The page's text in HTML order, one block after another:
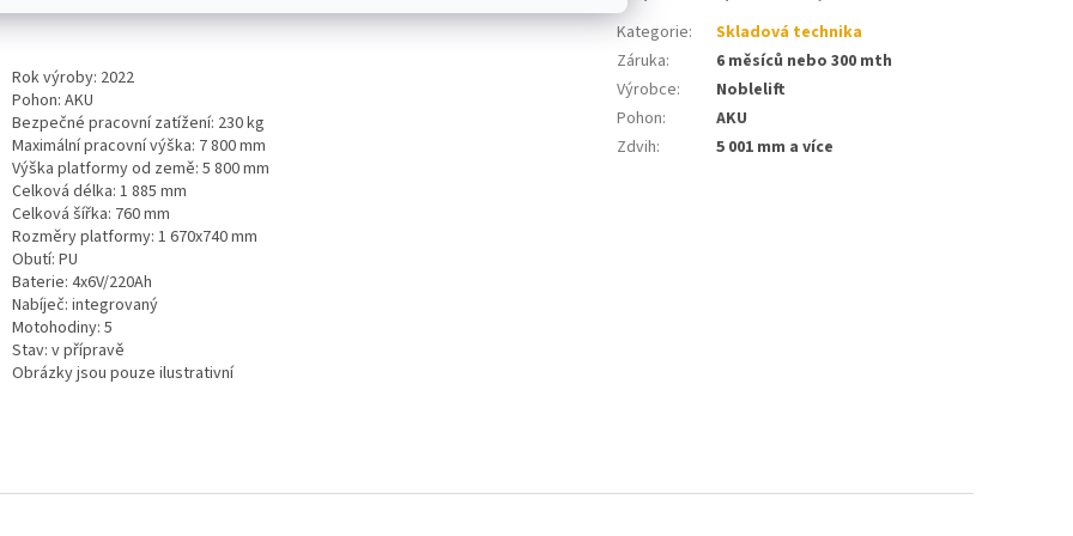
Rok výroby: 2022
Pohon: AKU
Bezpečné pracovní zatížení: 230 kg
Maximální pracovní výška: 7 800 mm
Výška platformy od země: 5 800 mm
Celková délka: 1 885 mm
Celková šířka: 760 mm
Rozměry platformy: 1 670x740 mm
Obutí: PU
Baterie: 4x6V/220Ah
Nabíječ: integrovaný
Motohodiny: 5
Stav: v přípravě
Obrázky jsou pouze ilustrativní
Kategorie:
Skladová technika
Záruka:
6 měsíců nebo 300 mth
Výrobce:
Noblelift
Pohon:
AKU
Zdvih: 5 001 mm a více